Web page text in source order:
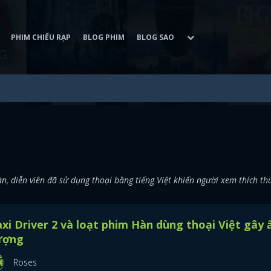
PHIM CHIẾU RẠP BLOG PHIM BLOG SAO
diễn viên đã sử dụng thoại bằng tiếng Việt khiến người xem thích
Driver 2 và loạt phim Hàn dùng thoại Việt gây
Roses